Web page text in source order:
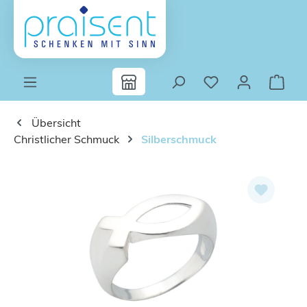
Zum Hauptinhalt springen
Übersicht
Christlicher Schmuck
Silberschmuck